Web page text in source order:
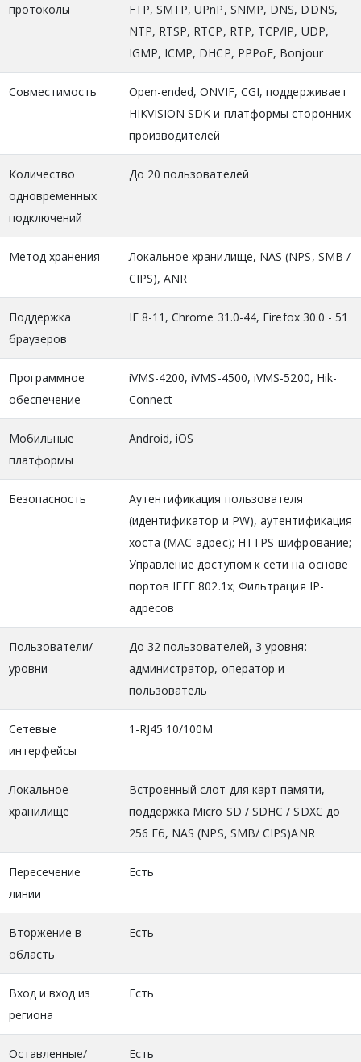
протоколы
FTP, SMTP, UPnP, SNMP, DNS, DDNS,
NTP, RTSP, RTCP, RTP, TCP/IP, UDP,
IGMP, ICMP, DHCP, PPPoE, Bonjour
Совместимость
Open-ended, ONVIF, CGI, поддерживает
HIKVISION SDK и платформы сторонних
производителей
Количество
одновременных
подключений
До 20 пользователей
Метод хранения
Локальное хранилище, NAS (NPS, SMB /
CIPS), ANR
Поддержка
браузеров
IE 8-11, Chrome 31.0-44, Firefox 30.0 - 51
Программное
обеспечение
iVMS-4200, iVMS-4500, iVMS-5200, Hik-
Connect
Мобильные
платформы
Android, iOS
Безопасность
Аутентификация пользователя
(идентификатор и PW), аутентификация
хоста (MAC-адрес); HTTPS-шифрование;
Управление доступом к сети на основе
портов IEEE 802.1x; Фильтрация IP-
адресов
Пользователи/
уровни
До 32 пользователей, 3 уровня:
администратор, оператор и
пользователь
Сетевые
интерфейсы
1-RJ45 10/100M
Локальное
хранилище
Встроенный слот для карт памяти,
поддержка Micro SD / SDHC / SDXC до
256 Гб, NAS (NPS, SMB/ CIPS)ANR
Пересечение
линии
Есть
Вторжение в
область
Есть
Вход и вход из
региона
Есть
Оставленные/
Есть